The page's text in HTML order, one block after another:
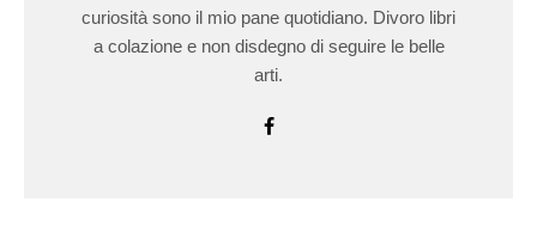
curiosità sono il mio pane quotidiano. Divoro libri
a colazione e non disdegno di seguire le belle
arti.